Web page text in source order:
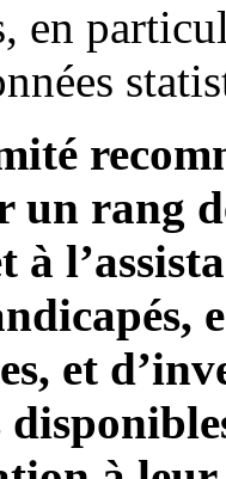
en
un rang
à
et